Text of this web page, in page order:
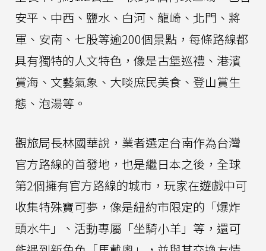
安平、中西、鹽水、白河、龍崎、北門、將
軍、安南、七股等逾200個景點，每條路線都
具有獨特的人文特色，像是古堡巡禮、港濱
賞海、文藝氣象、大啖庶民美食、登山賞生
態、泡湯等。
觀旅局長林國華說，業者選定台南作為台灣
官方路線的首發地，也是繼日本之後，全球
第2個擁有官方路線的城市，玩家在遊戲中可
收集特殊寶可夢，像是紐約市限定的「爆炸
頭水牛」、活動專屬「坐騎小羊」等，還可